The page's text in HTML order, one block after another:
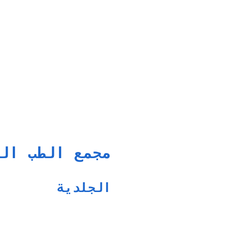
مجمع الطب
الجلدية